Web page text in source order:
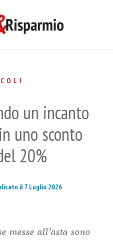
un incanto
uno sconto
20%
il 7 Luglio 2026
messe all’asta sono